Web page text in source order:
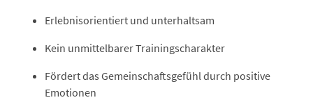
Erlebnisorientiert und unterhaltsam
Kein unmittelbarer Trainingscharakter
Fördert das Gemeinschaftsgefühl durch positive
Emotionen